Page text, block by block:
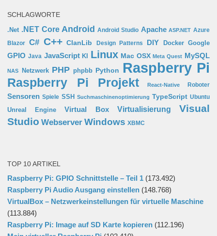
SCHLAGWORTE
.Net .NET Core Android Android Studio Apache ASP.NET Azure
Blazor C# C++ ClanLib Design Patterns DIY Docker Google
GPIO Java JavaScript KI Linux Mac OSX Meta Quest MySQL
NAS Netzwerk PHP phpbb Python Raspberry Pi
Raspberry Pi Projekt React-Native Roboter
Sensoren Spiele SSH Suchmaschinenoptimierung TypeScript Ubuntu
Unreal Engine
Virtual Box Virtualisierung
Visual
Studio Webserver Windows XBMC
TOP 10 ARTIKEL
Raspberry Pi: GPIO Schnittstelle – Teil 1 (173.492)
Raspberry Pi Audio Ausgang einstellen (148.768)
VirtualBox – Netzwerkeinstellungen für virtuelle Maschine
(113.884)
Raspberry Pi: Image auf SD Karte kopieren (112.196)